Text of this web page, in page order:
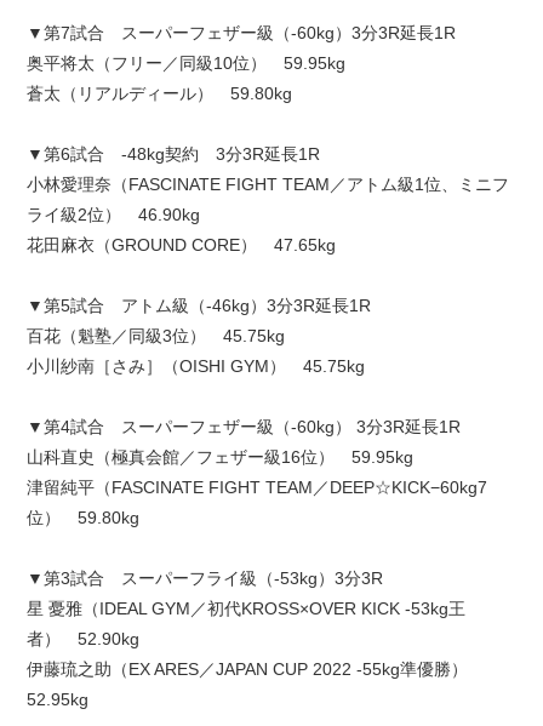
▼第7試合 スーパーフェザー級（-60kg）3分3R延長1R
奥平将太（フリー／同級10位） 59.95kg
蒼太（リアルディール） 59.80kg
▼第6試合 -48kg契約 3分3R延長1R
小林愛理奈（FASCINATE FIGHT TEAM／アトム級1位、ミニフ
ライ級2位） 46.90kg
花田麻衣（GROUND CORE） 47.65kg
▼第5試合 アトム級（-46kg）3分3R延長1R
百花（魁塾／同級3位） 45.75kg
小川紗南［さみ］（OISHI GYM） 45.75kg
▼第4試合 スーパーフェザー級（-60kg） 3分3R延長1R
山科直史（極真会館／フェザー級16位） 59.95kg
津留純平（FASCINATE FIGHT TEAM／DEEP☆KICK−60kg7
位） 59.80kg
▼第3試合 スーパーフライ級（-53kg）3分3R
星 憂雅（IDEAL GYM／初代KROSS×OVER KICK -53kg王
者） 52.90kg
伊藤琉之助（EX ARES／JAPAN CUP 2022 -55kg準優勝）
52.95kg